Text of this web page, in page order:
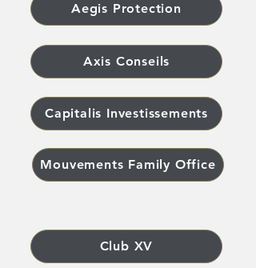
Aegis Protection
Axis Conseils
Capitalis Investissements
Mouvements Family Office
Club XV